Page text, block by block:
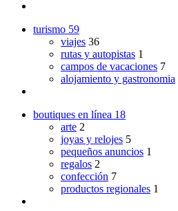
turismo 59
viajes 36
rutas y autopistas 1
campos de vacaciones 7
alojamiento y gastronomia
boutiques en línea 18
arte 2
joyas y relojes 5
pequeños anuncios 1
regalos 2
confección 7
productos regionales 1